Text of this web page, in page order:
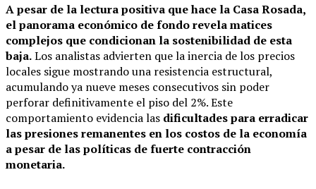
A pesar de la lectura positiva que hace la Casa Rosada,
el panorama económico de fondo revela matices
complejos que condicionan la sostenibilidad de esta
baja.Los analistas advierten que la inercia de los precios
locales sigue mostrando una resistencia estructural,
acumulando ya nueve meses consecutivos sin poder
perforar definitivamente el piso del 2%. Este
comportamiento evidencia las dificultades para erradicar
las presiones remanentes en los costos de la economía
a pesar de las políticas de fuerte contracción
monetaria.